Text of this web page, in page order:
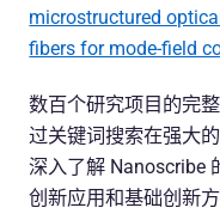
microstructured
fibers for mode-field
数百个研究项目的完
过关键词搜索在强大
深入了解 Nanoscribe
创新应用和基础创新方